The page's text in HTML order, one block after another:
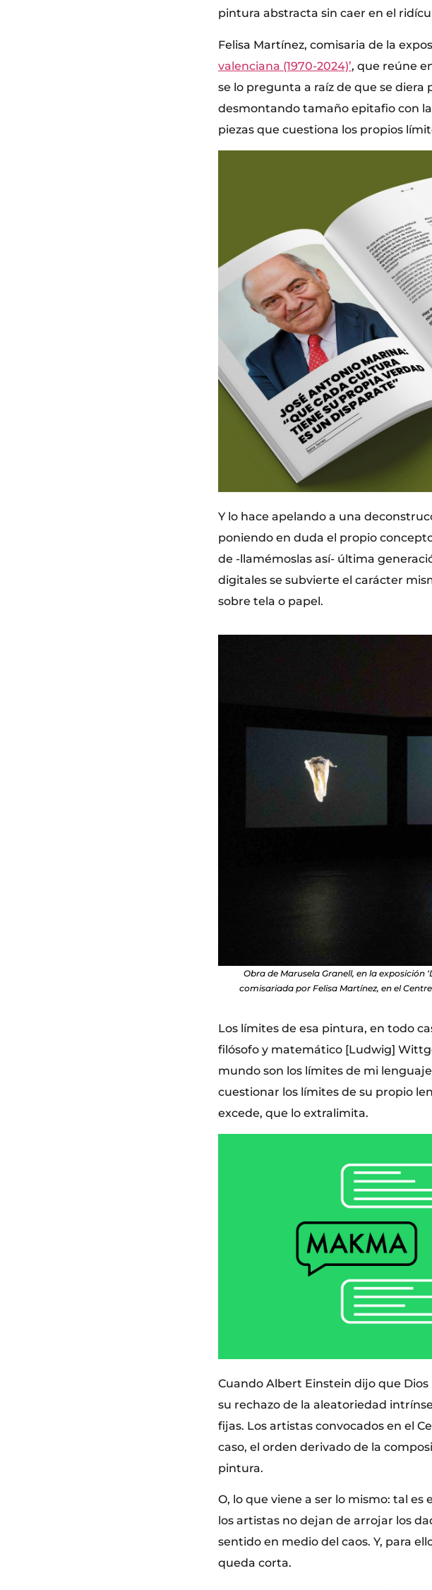
pintura abstracta sin caer en el
Felisa Martínez, comisaria de la
valenciana (1970-2024)’, que reúne
se lo pregunta a raíz de que se
desmontando tamaño epitafio con
piezas que cuestiona los propios
Y lo hace apelando a una
poniendo en duda el propio
de -llamémoslas así- última
digitales se subvierte el carácter
sobre tela o papel.
Obra de Marusela Granell, en la exposición
comisariada por Felisa Martínez, en el
Los límites de esa pintura, en todo
filósofo y matemático [Ludwig]
mundo son los límites de mi
cuestionar los límites de su propio
excede, que lo extralimita.
Cuando Albert Einstein dijo que
su rechazo de la aleatoriedad
fijas. Los artistas convocados en el
caso, el orden derivado de la
pintura.
O, lo que viene a ser lo mismo: tal
los artistas no dejan de arrojar los
sentido en medio del caos. Y, para
queda corta.